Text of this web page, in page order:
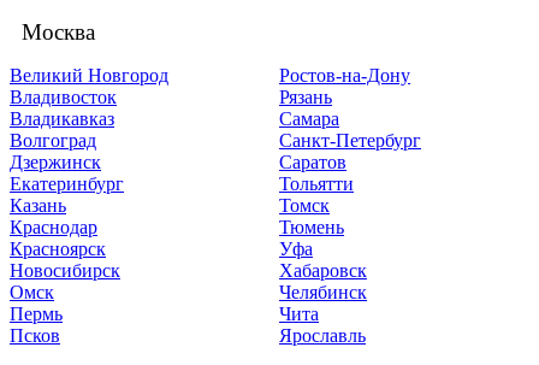
Москва
Великий Новгород
Владивосток
Владикавказ
Волгоград
Дзержинск
Екатеринбург
Казань
Краснодар
Красноярск
Новосибирск
Омск
Пермь
Псков
Ростов-на-Дону
Рязань
Самара
Санкт-Петербург
Саратов
Тольятти
Томск
Тюмень
Уфа
Хабаровск
Челябинск
Чита
Ярославль